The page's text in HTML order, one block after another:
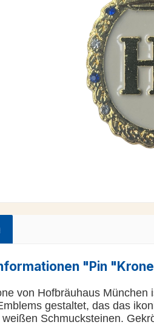
"Pin
von Hofbräuhaus
gestaltet, das das
weißen Schmucksteinen.